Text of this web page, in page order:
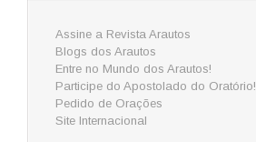
Assine a Revista Arautos
Blogs dos Arautos
Entre no Mundo dos Arautos!
Participe do Apostolado do Oratório!
Pedido de Orações
Site Internacional